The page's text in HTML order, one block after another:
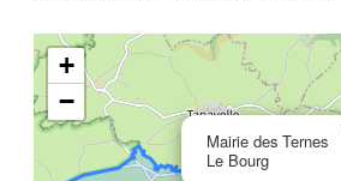
Mairie des Ternes
Le Bourg
+
−